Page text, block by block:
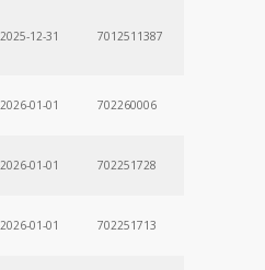
2025-12-31 7012511387
2026-01-01 702260006
2026-01-01 702251728
2026-01-01 702251713